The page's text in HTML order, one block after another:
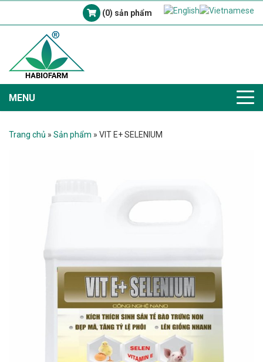
(0) sản phẩm
MENU
Trang chủ » Sản phẩm » VIT E+ SELENIUM